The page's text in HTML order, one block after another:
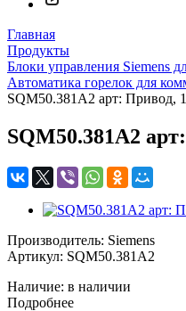
Главная
Продукты
Блоки управления Siemens
Автоматика горелок для
SQM50.381A2 арт: Привод,
SQM50.381A2
Производитель: Siemens
Артикул: SQM50.381A2
Наличие: в наличии
Подробнее